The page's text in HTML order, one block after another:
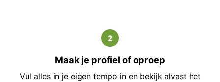
2
Maak je profiel of oproep
Vul alles in je eigen tempo in en bekijk alvast het